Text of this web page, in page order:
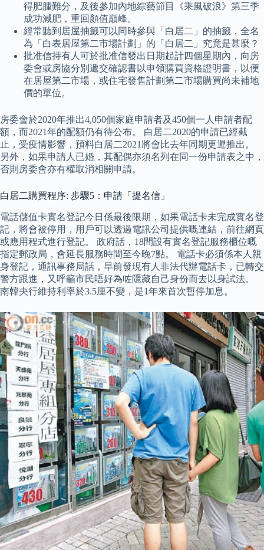
得肥腫難分，及後參加內地綜藝節目《乘風破浪》第三季
成功減肥，重回顏值巔峰。
經常聽到居屋抽籤可以同時參與「白居二」的抽籤，全名
為「白表居屋第二市場計劃」的「白居二」究竟是甚麼？
批准信持有人可於批准信發出日期起計四個星期內，向房
委會或房協分別遞交確認書以申領購買資格證明書，以便
在居屋第二市場，或住宅發售計劃第二市場購買尚未補地
價的單位。
房委會於2020年推出4,050個家庭申請者及450個一人申請者配
額，而2021年的配額仍有待公布。 白居二2020的申請已經截
止，受疫情影響，預料白居二2021將會比去年同期更遲推出。
另外，如果申請人已婚，其配偶亦須名列在同一份申請表之中，
否則房委會亦有權取消相關申請。
白居二購買程序: 步驟5：申請「提名信」
電話儲值卡實名登記今日係最後限期，如果電話卡未完成實名登
記，將會被停用，用戶可以透過電訊公司提供嘅連結，前往網頁
或應用程式進行登記。 政府話，18間設有實名登記服務櫃位嘅
指定郵政局，會延長服務時間至今晚7點。 電話卡必須係本人親
身登記，通訊事務局話，早前發現有人非法代辦電話卡，已轉交
警方跟進，又呼籲市民唔好為咗隱藏自己身份而去以身試法。
南韓央行維持利率於3.5厘不變，是1年來首次暫停加息。